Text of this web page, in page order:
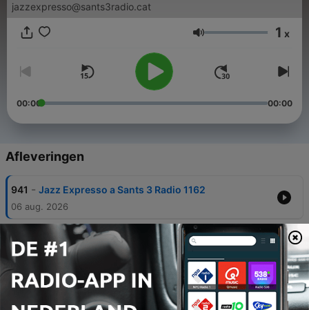
jazzexpresso@sants3radio.cat
Volume 1 x
00:00 00:00
Afleveringen
941 - Jazz Expresso a Sants 3 Radio 1162
06 aug. 2026
Ronda de Nit a Sants 3 Ràdio (31-07-25) 874
Miguel Calhaz, Ganavya, Tito García González,
Régis Huby
03 aug. 2026
Jazz Expresso a Sants 3 Radio (31-07-26) 1161